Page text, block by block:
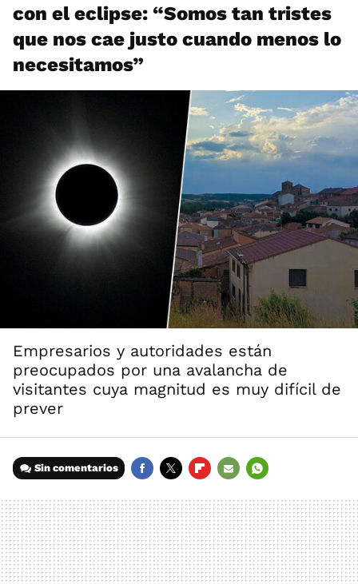
con el eclipse: “Somos tan tristes
que nos cae justo cuando menos lo
necesitamos”
Empresarios y autoridades están
preocupados por una avalancha de
visitantes cuya magnitud es muy difícil de
prever
Sin comentarios
MAIL